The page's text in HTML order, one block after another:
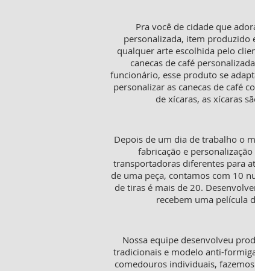
Pra você de cidade que
personalizada, item produzido
qualquer arte escolhida pelo
canecas de café
funcionário, esse produto se
personalizar as canecas de café
de xícaras, as xícaras
Depois de um dia de trabalho o
fabricação e
transportadoras diferentes para
de uma peça, contamos com 10
de tiras é mais de 20.
recebem uma película
Nossa equipe desenvolveu
tradicionais e modelo anti-
comedouros individuais,